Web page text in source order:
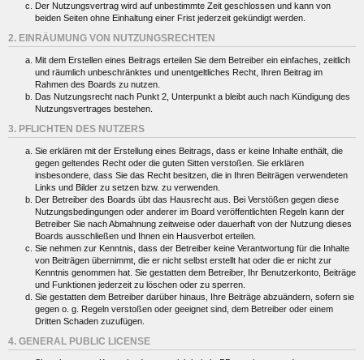
Der Nutzungsvertrag wird auf unbestimmte Zeit geschlossen und kann von
beiden Seiten ohne Einhaltung einer Frist jederzeit gekündigt werden.
2. EINRÄUMUNG VON NUTZUNGSRECHTEN
Mit dem Erstellen eines Beitrags erteilen Sie dem Betreiber ein einfaches, zeitlich
und räumlich unbeschränktes und unentgeltliches Recht, Ihren Beitrag im
Rahmen des Boards zu nutzen.
Das Nutzungsrecht nach Punkt 2, Unterpunkt a bleibt auch nach Kündigung des
Nutzungsvertrages bestehen.
3. PFLICHTEN DES NUTZERS
Sie erklären mit der Erstellung eines Beitrags, dass er keine Inhalte enthält, die
gegen geltendes Recht oder die guten Sitten verstoßen. Sie erklären
insbesondere, dass Sie das Recht besitzen, die in Ihren Beiträgen verwendeten
Links und Bilder zu setzen bzw. zu verwenden.
Der Betreiber des Boards übt das Hausrecht aus. Bei Verstößen gegen diese
Nutzungsbedingungen oder anderer im Board veröffentlichten Regeln kann der
Betreiber Sie nach Abmahnung zeitweise oder dauerhaft von der Nutzung dieses
Boards ausschließen und Ihnen ein Hausverbot erteilen.
Sie nehmen zur Kenntnis, dass der Betreiber keine Verantwortung für die Inhalte
von Beiträgen übernimmt, die er nicht selbst erstellt hat oder die er nicht zur
Kenntnis genommen hat. Sie gestatten dem Betreiber, Ihr Benutzerkonto, Beiträge
und Funktionen jederzeit zu löschen oder zu sperren.
Sie gestatten dem Betreiber darüber hinaus, Ihre Beiträge abzuändern, sofern sie
gegen o. g. Regeln verstoßen oder geeignet sind, dem Betreiber oder einem
Dritten Schaden zuzufügen.
4. GENERAL PUBLIC LICENSE